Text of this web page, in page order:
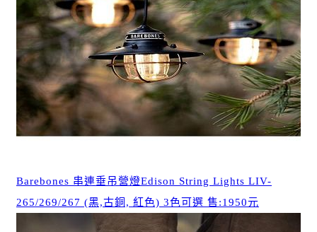
Barebones 串連垂吊營燈Edison String Lights LIV-
265/269/267 (黑,古銅, 紅色) 3色可選 售:1950元